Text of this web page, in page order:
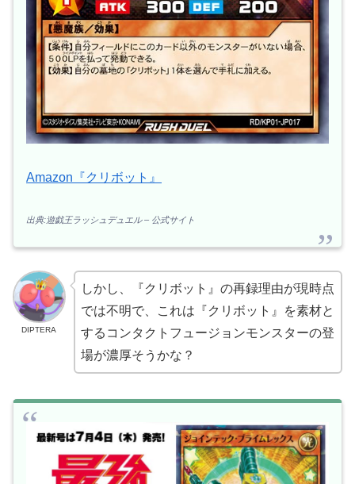
Amazon『クリボット』
出典:遊戯王ラッシュデュエル – 公式サイト
DIPTERA
しかし、『クリボット』の再録理由が現時点
では不明で、これは『クリボット』を素材と
するコンタクトフュージョンモンスターの登
場が濃厚そうかな？